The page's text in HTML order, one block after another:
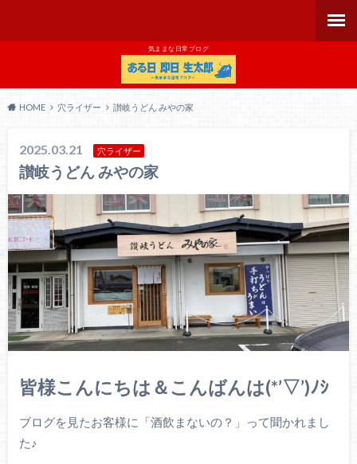
気ままな日常ブログ
HOME 穴ライザー 讃岐うどん みやの家
2025.03.21 穴ライザー
讃岐うどん みやの家
皆様こんにちは＆こんばんは(*’▽’)ﾉｼ
ブログを見たお客様に「酒飲まないの？」って聞かれまし
た♪